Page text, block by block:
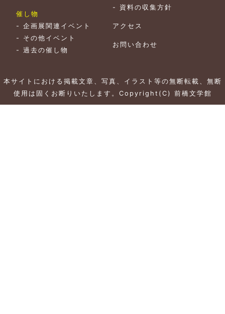
催し物
-企画展関連イベント
- その他イベント
-過去の催し物
- 資料の収集方針
アクセス
お問い合わせ
本サイトにおける掲載文章、写真、イラスト等の無断転載、無断
使用は固くお断りいたします。Copyright(C) 前橋文学館